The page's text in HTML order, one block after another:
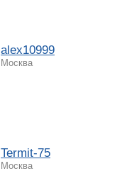
alex10999
Москва
Termit-75
Москва